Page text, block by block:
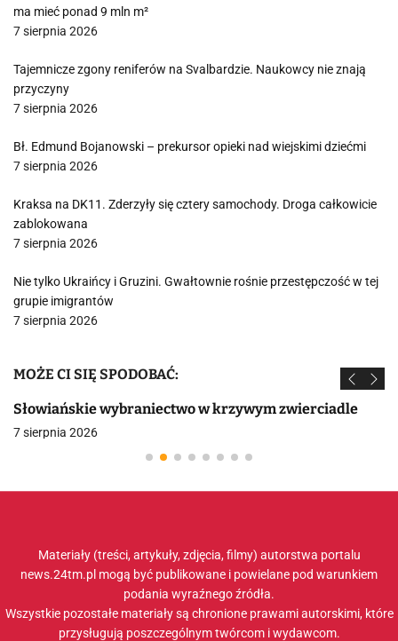
ma mieć ponad 9 mln m²
7 sierpnia 2026
Tajemnicze zgony reniferów na Svalbardzie. Naukowcy nie znają
przyczyny
7 sierpnia 2026
Bł. Edmund Bojanowski – prekursor opieki nad wiejskimi dziećmi
7 sierpnia 2026
Kraksa na DK11. Zderzyły się cztery samochody. Droga całkowicie
zablokowana
7 sierpnia 2026
Nie tylko Ukraińcy i Gruzini. Gwałtownie rośnie przestępczość w tej
grupie imigrantów
7 sierpnia 2026
MOŻE CI SIĘ SPODOBAĆ:
Słowiańskie wybraniectwo w krzywym zwierciadle
7 sierpnia 2026
Materiały (treści, artykuły, zdjęcia, filmy) autorstwa portalu
news.24tm.pl mogą być publikowane i powielane pod warunkiem
podania wyraźnego źródła.
Wszystkie pozostałe materiały są chronione prawami autorskimi, które
przysługują poszczególnym twórcom i wydawcom.